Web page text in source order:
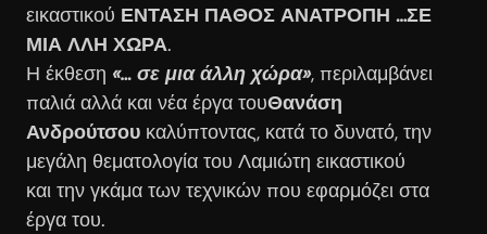
εικαστικού ΕΝΤΑΣΗ ΠΑΘΟΣ ΑΝΑΤΡΟΠΗ …ΣΕ
ΜΙΑ ΛΛΗ ΧΩΡΑ.
Η έκθεση «… σε μια άλλη χώρα», περιλαμβάνει
παλιά αλλά και νέα έργα τουΘανάση
Ανδρούτσου καλύπτοντας, κατά το δυνατό, την
μεγάλη θεματολογία του Λαμιώτη εικαστικού
και την γκάμα των τεχνικών που εφαρμόζει στα
έργα του.